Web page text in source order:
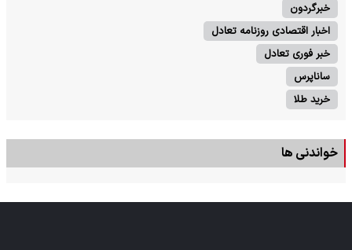
خبرگردون
اخبار اقتصادی روزنامه تعادل
خبر فوری تعادل
ساناپرس
خرید طلا
خواندنی ها